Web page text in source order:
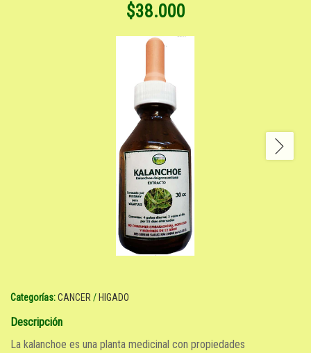
$38.000
Categorías:CANCER / HIGADO
Descripción
La kalanchoe es una planta medicinal con propiedades